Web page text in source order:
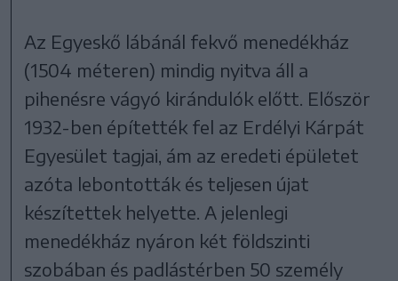
Az Egyeskő lábánál fekvő menedékház
(1504 méteren) mindig nyitva áll a
pihenésre vágyó kirándulók előtt. Először
1932-ben építették fel az Erdélyi Kárpát
Egyesület tagjai, ám az eredeti épületet
azóta lebontották és teljesen újat
készítettek helyette. A jelenlegi
menedékház nyáron két földszinti
szobában és padlástérben 50 személy